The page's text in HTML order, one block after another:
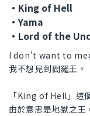
・King of Hell
・Yama
・Lord of the
I don't want to
我不想見到閻羅王。
「King of Hell」這
由於意思是地獄之王